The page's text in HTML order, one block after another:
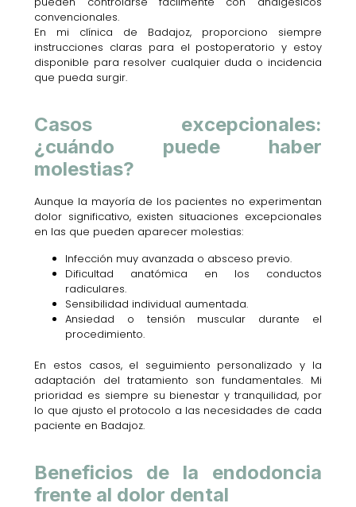
convencionales.
En mi clínica de Badajoz, proporciono siempre
instrucciones claras para el postoperatorio y estoy
disponible para resolver cualquier duda o incidencia
que pueda surgir.
Casos excepcionales:
¿cuándo puede haber
molestias?
Aunque la mayoría de los pacientes no experimentan
dolor significativo, existen situaciones excepcionales
en las que pueden aparecer molestias:
Infección muy avanzada o absceso previo.
Dificultad anatómica en los conductos
radiculares.
Sensibilidad individual aumentada.
Ansiedad o tensión muscular durante el
procedimiento.
En estos casos, el seguimiento personalizado y la
adaptación del tratamiento son fundamentales. Mi
prioridad es siempre su bienestar y tranquilidad, por
lo que ajusto el protocolo a las necesidades de cada
paciente en Badajoz.
Beneficios de la endodoncia
frente al dolor dental